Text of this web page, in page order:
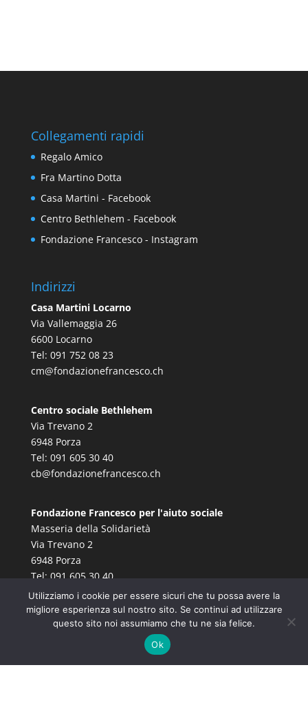
Collegamenti rapidi
Regalo Amico
Fra Martino Dotta
Casa Martini - Facebook
Centro Bethlehem - Facebook
Fondazione Francesco - Instagram
Indirizzi
Casa Martini Locarno
Via Vallemaggia 26
6600 Locarno
Tel: 091 752 08 23
cm@fondazionefrancesco.ch
Centro sociale Bethlehem
Via Trevano 2
6948 Porza
Tel: 091 605 30 40
cb@fondazionefrancesco.ch
Fondazione Francesco per l'aiuto sociale
Masseria della Solidarietà
Via Trevano 2
6948 Porza
Tel: 091 605 30 40
info@fondazionefrancesco.ch
Utilizziamo i cookie per essere sicuri che tu possa avere la
migliore esperienza sul nostro sito. Se continui ad utilizzare
questo sito noi assumiamo che tu ne sia felice.
Ok